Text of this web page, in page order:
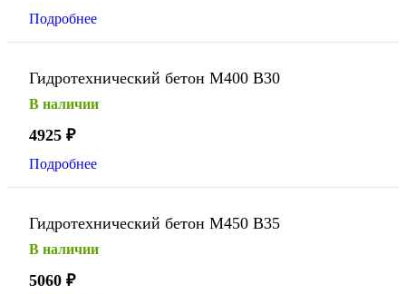
Подробнее
Гидротехнический бетон М400 В30
В наличии
4925 ₽
Подробнее
Гидротехнический бетон М450 В35
В наличии
5060 ₽